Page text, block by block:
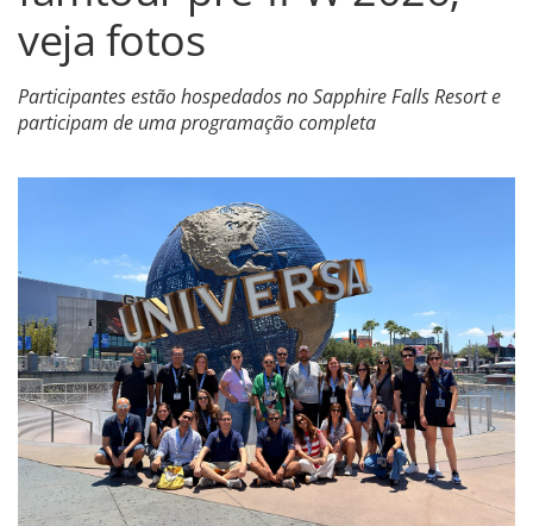
veja fotos
Participantes estão hospedados no Sapphire Falls Resort e
participam de uma programação completa